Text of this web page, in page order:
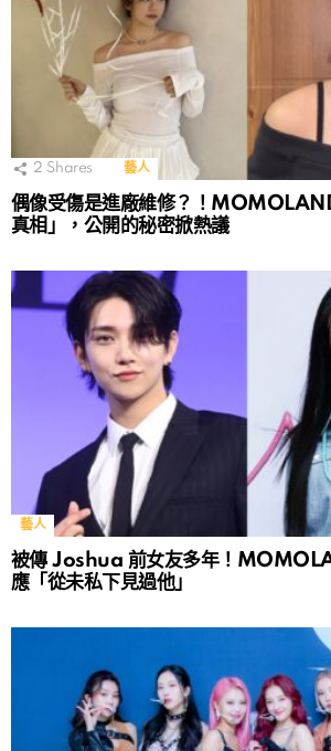
2 Shares 藝人
偶像受傷是進廠維修？！
真相」，公開的秘密掀熱議
藝人
被傳 Joshua 前女友多年！
應「從未私下見過他」